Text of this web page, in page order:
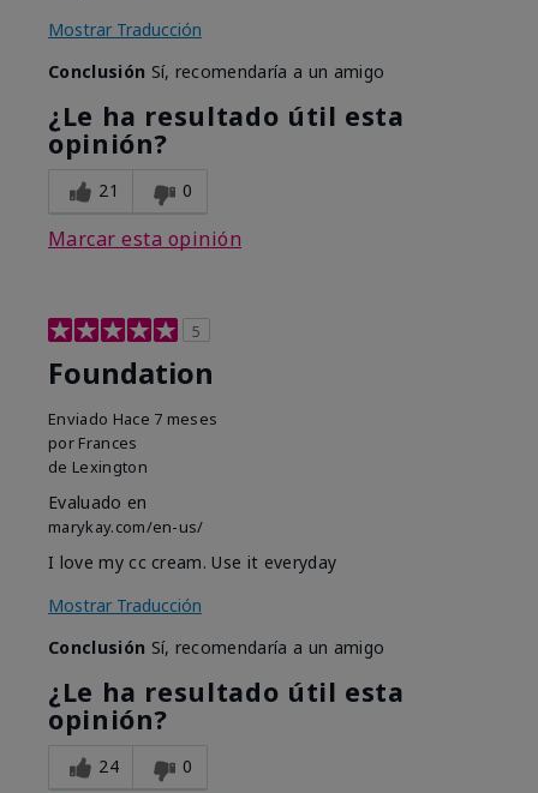
Mostrar Traducción
Conclusión Sí, recomendaría a un amigo
¿Le ha resultado útil esta
opinión?
21 0
Marcar esta opinión
5
Foundation
Enviado Hace 7 meses
por Frances
de Lexington
Evaluado en
marykay.com/en-us/
I love my cc cream. Use it everyday
Mostrar Traducción
Conclusión Sí, recomendaría a un amigo
¿Le ha resultado útil esta
opinión?
24 0